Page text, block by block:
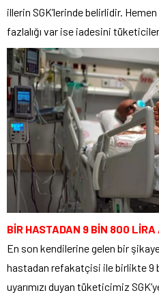
illerin SGK’lerinde belirlidir.
fazlalığı var ise iadesini
BİR HASTADAN 9 BİN 800 LİRA
En son kendilerine gelen bir
hastadan refakatçisi ile birlikte 9
uyarımızı duyan tüketicimiz